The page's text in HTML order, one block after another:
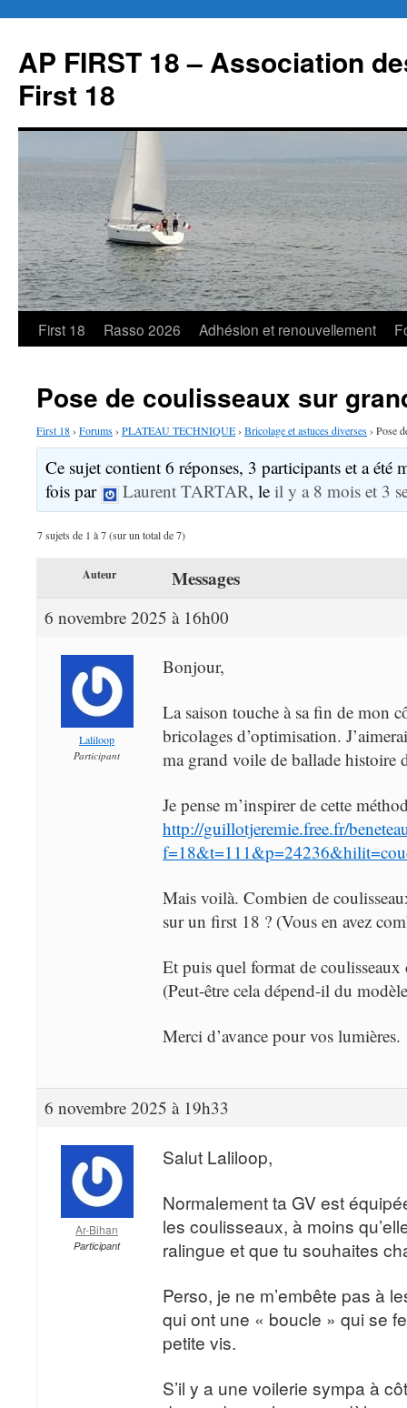
contenu
AP FIRST 18 – Association
First 18
First 18 Rasso 2026 Adhésion et renouvellement
Pose de coulisseaux sur
First 18› Forums› PLATEAU TECHNIQUE› Bricolage et astuces diverses› Pose
Ce sujet contient 6 réponses, 3 participants et a été
fois par
Laurent TARTAR, leil y a 8 mois et 3
7 sujets de 1 à 7 (sur un total de 7)
Auteur Messages
6 novembre 2025 à 16h00
Laliloop
Participant
Bonjour,
La saison touche à sa fin de mon
bricolages d’optimisation.
ma grand voile de ballade histoire
Je pense m’inspirer de cette
http://guillotjeremie.free.fr/
Mais voilà. Combien de
sur un first 18 ? (Vous en avez
Et puis quel format de
(Peut-être cela dépend-il du
Merci d’avance pour vos lumières.
6 novembre 2025 à 19h33
Ar-Bihan
Participant
Salut Laliloop,
Normalement ta GV est
les coulisseaux, à moins
ralingue et que tu souhaites
Perso, je ne m’embête pas à
qui ont une « boucle » qui se
petite vis.
S’il y a une voilerie sympa à